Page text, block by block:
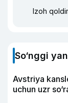
Izoh
So‘nggi
Avstriya
uchun uzr